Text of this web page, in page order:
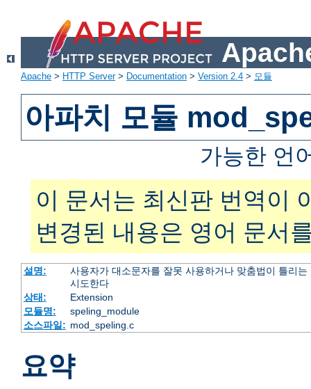
Apache > HTTP Server> Documentation > Version 2.4 > 모듈
아파치 모듈
가능한 언
이 문서는 최신판 번역이
변경된 내용은 영어 문서
설명:
사용자가 대소문자를 잘못 사용하거나 맞춤법이 틀리
시도한다
상태:
Extension
모듈명:
speling_module
소스파일: mod_speling.c
요약